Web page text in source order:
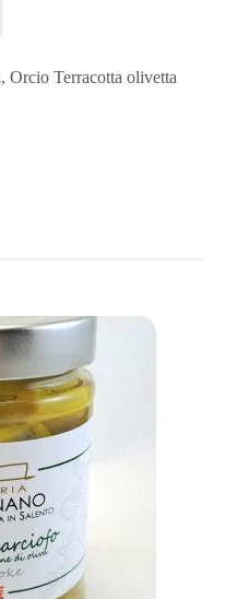
Orcio Terracotta olivetta